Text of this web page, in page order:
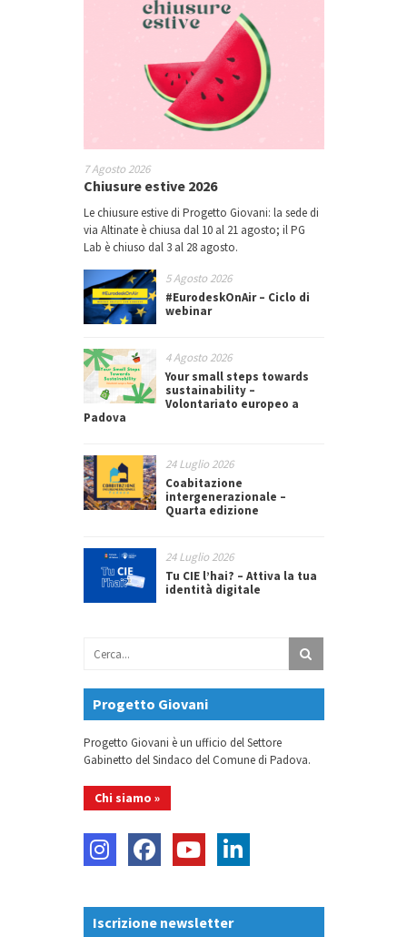
7 Agosto 2026
Chiusure estive 2026
Le chiusure estive di Progetto Giovani: la sede di
via Altinate è chiusa dal 10 al 21 agosto; il PG
Lab è chiuso dal 3 al 28 agosto.
5 Agosto 2026
#EurodeskOnAir – Ciclo di
webinar
4 Agosto 2026
Your small steps towards
sustainability –
Volontariato europeo a
Padova
24 Luglio 2026
Coabitazione
intergenerazionale –
Quarta edizione
24 Luglio 2026
Tu CIE l’hai? – Attiva la tua
identità digitale
Progetto Giovani
Progetto Giovani è un ufficio del Settore
Gabinetto del Sindaco del Comune di Padova.
Chi siamo »
Iscrizione newsletter